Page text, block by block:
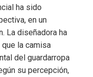
ha sido
en un
La diseñadora ha
la camisa
del guardarropa
su percepción,